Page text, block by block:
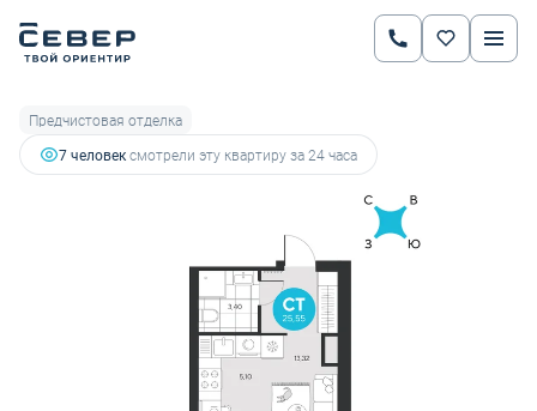
Студия25.55 м
5 270 965 руб.
4 691 159 руб.
Ипотекаот 16 421 руб.
Предчистовая отделка
7 человексмотрели эту квартиру за 24 часа